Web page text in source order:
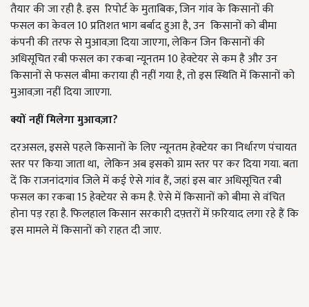
तैयार की जा रही है. इस रिपोर्ट के मुताबिक, जिन गांव के किसानों की
फसल का केवल 10 प्रतिशत भाग बर्बाद हुआ है, उन किसानों को बीमा
कंपनी की तरफ से मुआवज़ा दिया जाएगा, लेकिन जिन किसानों की
अधिसूचित रबी फसल का रकबा न्यूनतम 10 हेक्टेयर से कम है और उन
किसानों से फसल बीमा कराया ही नहीं गया है, तो इस स्थिति में किसानों को
मुआवज़ा नहीं दिया जाएगा.
क्यों नहीं मिलेगा मुआवज़ा?
दरअसल, इससे पहले किसानों के लिए न्यूनतम हेक्टेयर का निर्धारण पंचायत
स्तर पर किया जाता था, लेकिन अब इसको ग्राम स्तर पर कर दिया गया. बता
दें कि राजनांदगांव जिले में कई ऐसे गांव हैं, जहां इस बार अधिसूचित रबी
फसल का रकबा 15 हेक्टेयर से कम है. ऐसे में किसानों को बीमा से वंचित
होना पड़ रहा है. फिलहाल किसान सरकारी दफ़्तरों में फ़रियाद लगा रहे हैं कि
इस मामले में किसानों को राहत दी जाए.